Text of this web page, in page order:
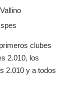
clubes
2.010, los
2.010 y a todos